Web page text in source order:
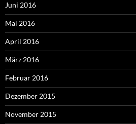
Juni 2016
Mai 2016
April 2016
März 2016
Februar 2016
Dezember 2015
November 2015